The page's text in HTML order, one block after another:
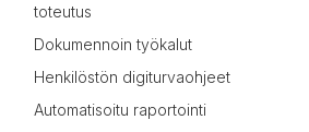
toteutus
Dokumennoin työkalut
Henkilöstön digiturvaohjeet
Automatisoitu raportointi